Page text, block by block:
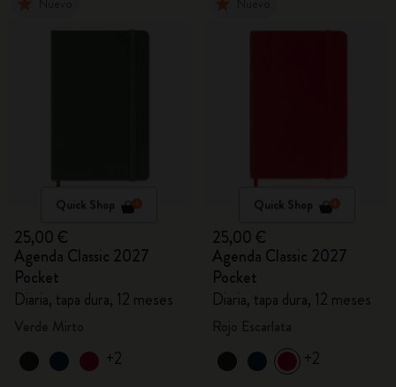
Quick Shop
25,00 €
Agenda Classic 2027
Pocket
Diaria, tapa dura, 12 meses
+2
Quick Shop
25,00 €
Agenda Classic 2027
Pocket
Diaria, tapa dura, 12 meses
+2